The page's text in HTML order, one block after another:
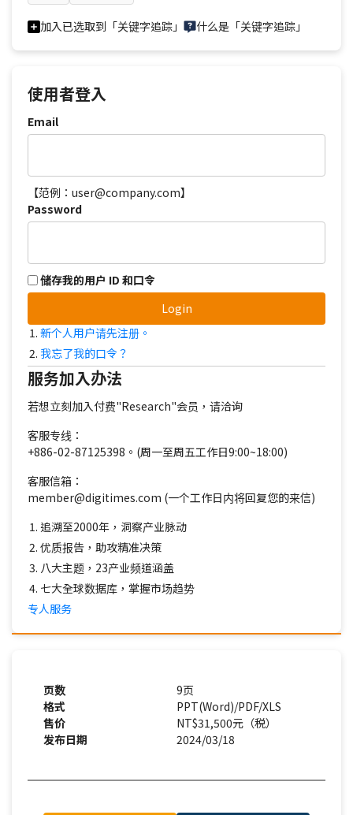
加入已选取到「关键字追踪」 什么是「关键字追踪」
使用者登入
Email
【范例：user@company.com】
Password
储存我的用户 ID 和口令
Login
新个人用户请先注册。
我忘了我的口令？
服务加入办法
若想立刻加入付费"Research"会员，请洽询
客服专线：
+886-02-87125398。(周一至周五工作日9:00~18:00)
客服信箱：
member@digitimes.com (一个工作日内将回复您的来信)
追溯至2000年，洞察产业脉动
优质报告，助攻精准决策
八大主题，23产业频道涵盖
七大全球数据库，掌握市场趋势
专人服务
页数
9页
格式
PPT(Word)/PDF/XLS
售价
NT$31,500元（税）
发布日期
2024/03/18